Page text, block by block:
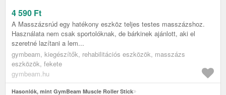
4 590 Ft
A Masszázsrúd egy hatékony eszköz teljes testes masszázshoz.
Használata nem csak sportolóknak, de bárkinek ajánlott, aki el
szeretné lazítani a lem...
gymbeam, kiegészítők, rehabilitációs eszközök, masszázs
eszközök, fekete
gymbeam.hu
Hasonlók, mint GymBeam Muscle Roller Stick